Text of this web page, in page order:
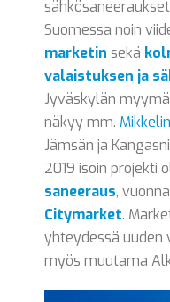
Suomessa noin
marketin sekä
valaistuksen ja
Jyväskylän
näkyy mm.
Jämsän ja
2019 isoin projekti
saneeraus,
Citymarket.
yhteydessä uuden
myös muutama